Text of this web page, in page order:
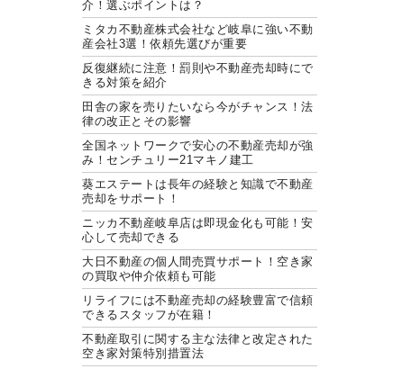
介！選ぶポイントは？
ミタカ不動産株式会社など岐阜に強い不動
産会社3選！依頼先選びが重要
反復継続に注意！罰則や不動産売却時にで
きる対策を紹介
田舎の家を売りたいなら今がチャンス！法
律の改正とその影響
全国ネットワークで安心の不動産売却が強
み！センチュリー21マキノ建工
葵エステートは長年の経験と知識で不動産
売却をサポート！
ニッカ不動産岐阜店は即現金化も可能！安
心して売却できる
大日不動産の個人間売買サポート！空き家
の買取や仲介依頼も可能
リライフには不動産売却の経験豊富で信頼
できるスタッフが在籍！
不動産取引に関する主な法律と改定された
空き家対策特別措置法